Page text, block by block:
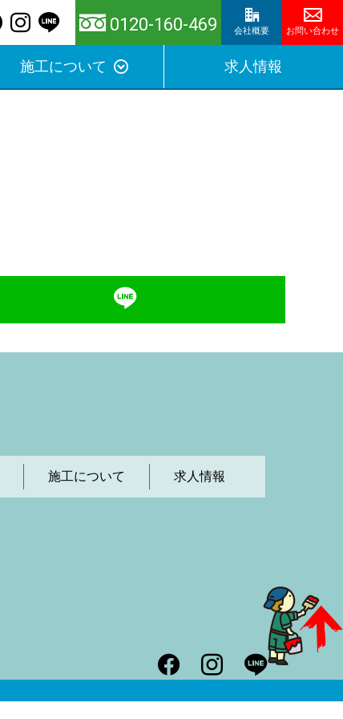
0120-160-469 会社概要 お問い合わせ
施工について 求人情報
施工について 求人情報